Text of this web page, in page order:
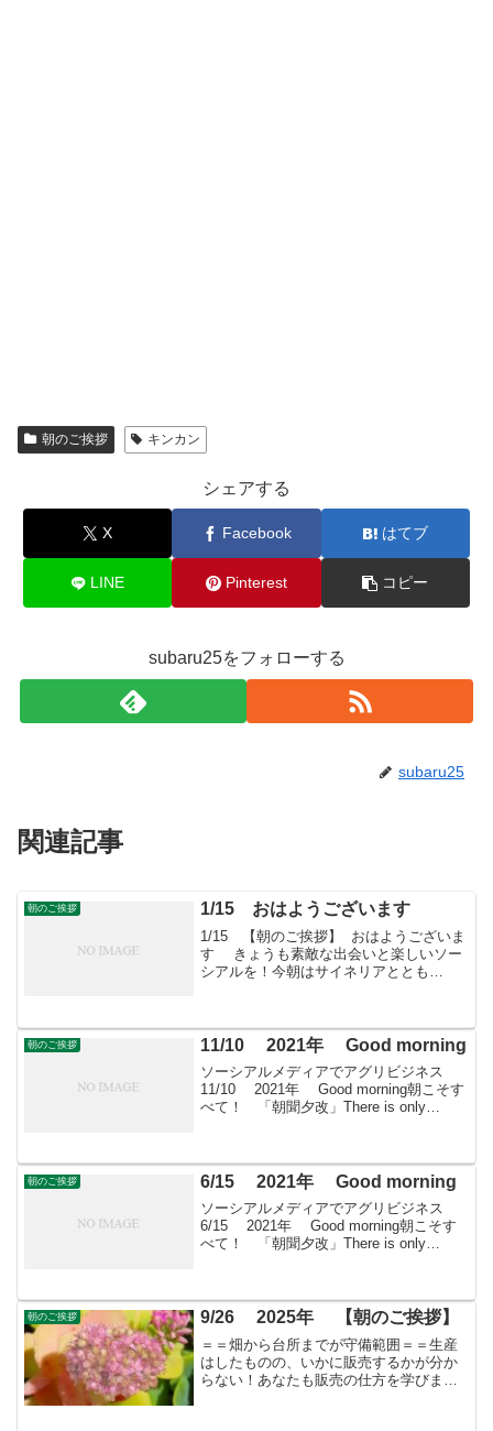
朝のご挨拶 キンカン
シェアする
X Facebook はてブ
LINE Pinterest コピー
subaru25をフォローする
subaru25
関連記事
朝のご挨拶 1/15 おはようございます
1/15 【朝のご挨拶】 おはようございま
す きょうも素敵な出会いと楽しいソー
シアルを！今朝はサイネリアととも
朝のご挨拶 11/10 2021年 Good morning
ソーシアルメディアでアグリビジネス
11/10 2021年 Good morning朝こそす
べて！ 「朝聞夕改」There is only
朝のご挨拶 6/15 2021年 Good morning
ソーシアルメディアでアグリビジネス
6/15 2021年 Good morning朝こそす
べて！ 「朝聞夕改」There is only
朝のご挨拶 9/26 2025年 【朝のご挨拶】
＝＝畑から台所までが守備範囲＝＝生産
はしたものの、いかに販売するかが分か
らない！あなたも販売の仕方を学びませ